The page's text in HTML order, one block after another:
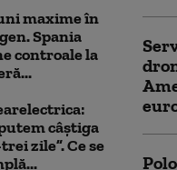
maxime în
Spania
controale la
câștiga
zile”. Ce se